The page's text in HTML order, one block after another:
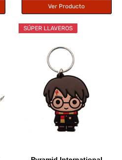
Ver Producto
SÚPER LLAVEROS